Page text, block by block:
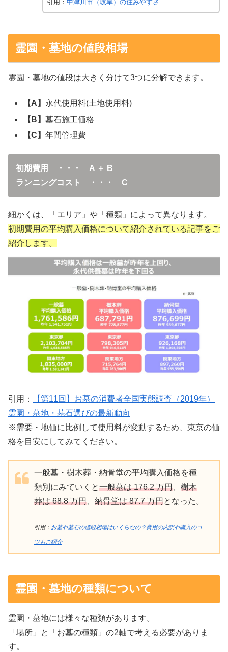
引用： 中津川市（岐阜）の住みやすさ
霊園・墓地の値段相場
霊園・墓地の値段は大きく分けて3つに分解できます。
【A】 永代使用料(土地使用料)
【B】墓石施工価格
【C】年間管理費
初期費用 ・・・ A ＋ B
ランニングコスト ・・・ C
細かくは、「エリア」や「種類」によって異なります。
初期費用の平均購入価格について紹介されている記事をご
紹介します。
引用：
【第11回】お墓の消費者全国実態調査（2019年）
霊園・墓地・墓石選びの最新動向
※需要・地価に比例して使用料が変動するため、東京の価
格を目安にしてみてください。
一般墓・樹木葬・納骨堂の平均購入価格を種
類別にみていくと一般墓は 176.2 万円
樹木
葬は 68.8 万円
納骨堂は 87.7 万円となった。
引用： お墓や墓石の値段相場はいくらなの？費用の内訳や購入のコ
ツもご紹介
霊園・墓地の種類について
霊園・墓地には様々な種類があります。
「場所」と「お墓の種類」の2軸で考える必要がありま
す。